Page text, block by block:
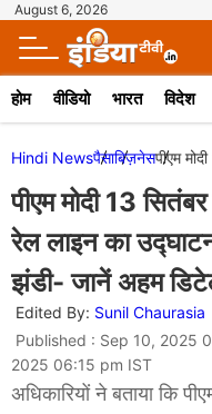
August 6, 2026
होम वीडियो भारत विदेश
Hindi Newsपैसाबिज़नेसपीएम
पीएम मोदी 13
रेल लाइन का
झंडी- जानें अहम
Edited By: Sunil Chaurasia
Published : Sep 10, 2025
2025 06:15 pm IST
अधिकारियों ने बताया कि